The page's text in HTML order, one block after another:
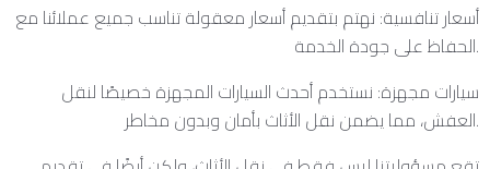
أسعار تنافسية: نهتم بتقديم أسعار معقولة تناسب جميع عملائنا مع
الحفاظ على جودة الخدمة.
سيارات مجهزة: نستخدم أحدث السيارات المجهزة خصيصًا لنقل
العفش، مما يضمن نقل الأثاث بأمان وبدون مخاطر.